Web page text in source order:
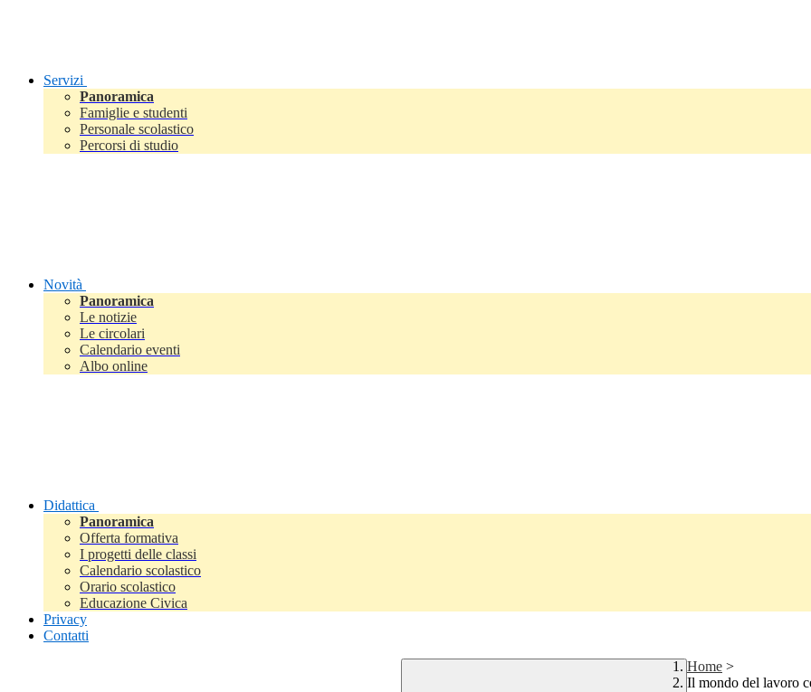
Servizi
Panoramica
Famiglie e studenti
Personale scolastico
Percorsi di studio
Novità
Panoramica
Le notizie
Le circolari
Calendario eventi
Albo online
Didattica
Panoramica
Offerta formativa
I progetti delle classi
Calendario scolastico
Orario scolastico
Educazione Civica
Privacy
Contatti
Home >
Il mondo del lavoro